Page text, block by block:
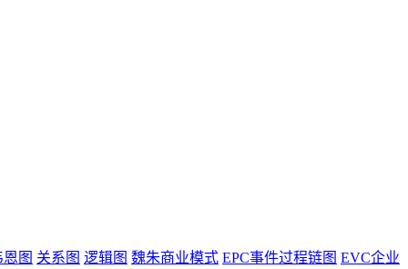
恩图 关系图 逻辑图 魏朱商业模式 EPC事件过程链图 EVC企业